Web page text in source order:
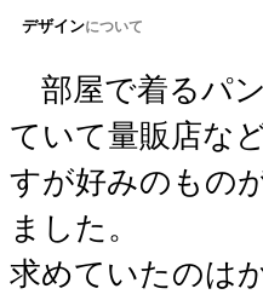
デザインについて
部屋で着るパ
ていて量販店な
すが好みのもの
ました。
求めていたのは